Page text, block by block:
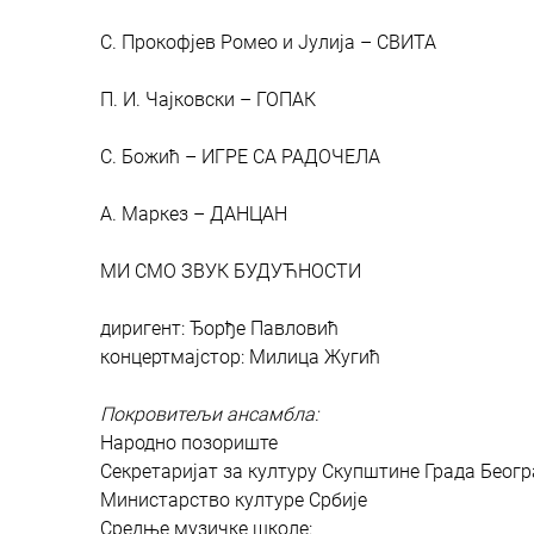
С. Прокофјев Ромео и Јулија – СВИТА
П. И. Чајковски – ГОПАК
С. Божић – ИГРЕ СА РАДОЧЕЛА
А. Маркез – ДАНЦАН
МИ СМО ЗВУК БУДУЋНОСТИ
диригент: Ђорђе Павловић
концертмајстор: Милица Жугић
Покровитељи ансамбла:
Народно позориште
Секретаријат за културу Скупштине Града
Министарство културе Србије
Средње музичке школе: